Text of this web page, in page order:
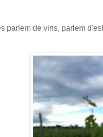
parlem de vins, parlem